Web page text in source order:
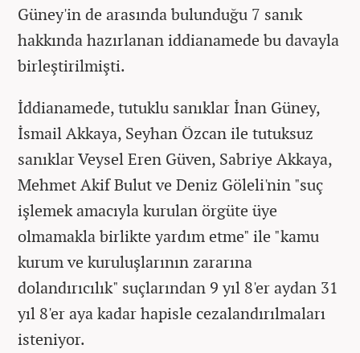
Güney'in de arasında bulunduğu 7 sanık
hakkında hazırlanan iddianamede bu davayla
birleştirilmişti.
İddianamede, tutuklu sanıklar İnan Güney,
İsmail Akkaya, Seyhan Özcan ile tutuksuz
sanıklar Veysel Eren Güven, Sabriye Akkaya,
Mehmet Akif Bulut ve Deniz Göleli'nin "suç
işlemek amacıyla kurulan örgüte üye
olmamakla birlikte yardım etme" ile "kamu
kurum ve kuruluşlarının zararına
dolandırıcılık" suçlarından 9 yıl 8'er aydan 31
yıl 8'er aya kadar hapisle cezalandırılmaları
isteniyor.